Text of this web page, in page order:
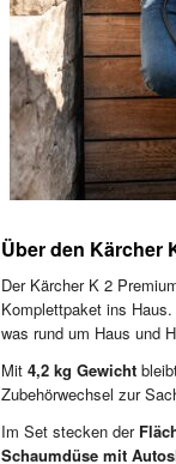
Über den Kärcher
Der Kärcher K 2
Komplettpaket ins
was rund um Haus und
Mit 4,2 kg Gewicht
Zubehörwechsel zur
Im Set stecken der
Schaumdüse mit